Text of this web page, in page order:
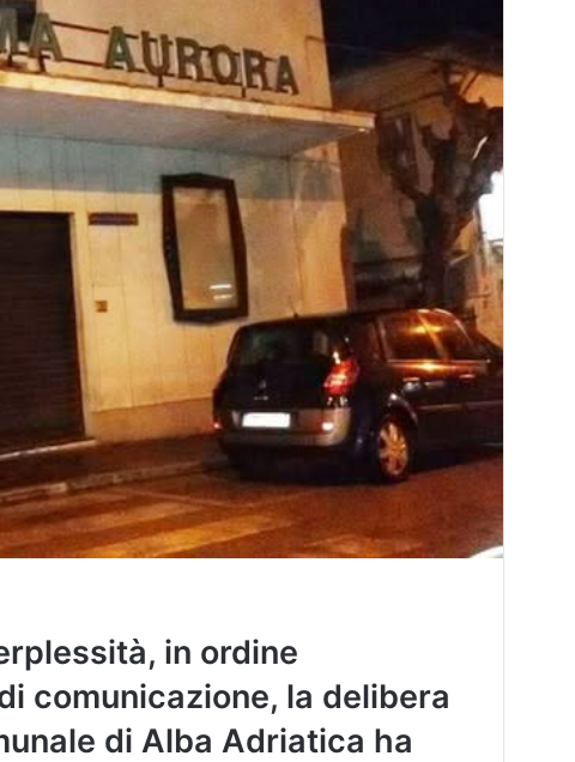
in ordine
comunicazione, la delibera
di Alba Adriatica ha